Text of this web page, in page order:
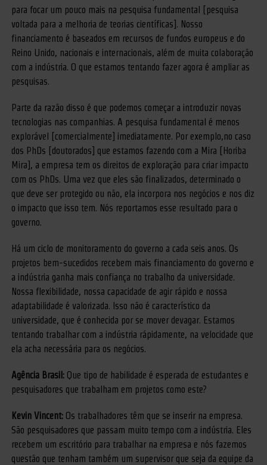
para focar um pouco mais na pesquisa fundamental [pesquisa
voltada para a melhoria de teorias científicas]. Nosso
financiamento é baseados em recursos de fundos europeus e do
Reino Unido, nacionais e internacionais, além de muita colaboração
com a indústria. O que estamos tentando fazer agora é ampliar as
pesquisas.
Parte da razão disso é que podemos começar a introduzir novas
tecnologias nas companhias. A pesquisa fundamental é menos
explorável [comercialmente] imediatamente. Por exemplo,no caso
dos PhDs [doutorados] que estamos fazendo com a Mira [Horiba
Mira], a empresa tem os direitos de exploração para criar impacto
com os PhDs. Uma vez que eles são finalizados, determinado o
que deve ser protegido ou não, ela incorpora nos negócios e nos diz
o impacto que isso tem. Nós reportamos esse resultado para o
governo.
Há um ciclo de monitoramento do governo a cada seis anos. Os
projetos bem-sucedidos recebem mais financiamento do governo e
a indústria ganha mais confiança no trabalho da universidade.
Nossa flexibilidade, nossa capacidade de agir rápido e nossa
adaptabilidade é valorizada. Isso não é característico da
universidade, que é conhecida por se mover devagar. Estamos
tentando trabalhar com a indústria rápidamente, na velocidade que
ela acha necessária para os negócios.
Agência Brasil:Que tipo de habilidade é esperada de estudantes e
pesquisadores que trabalham em projetos como este?
Kevin Vincent:Os trabalhadores têm que se inserir na empresa.
São pesquisadores que passam muito tempo com a indústria. Eles
recebem um escritório para trabalhar na empresa e nós fazemos
questão que tenham também um supervisor que seja da equipe da